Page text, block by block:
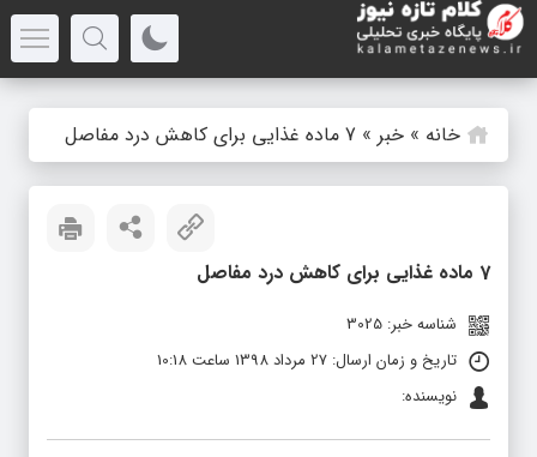
خانه » خبر » 7 ماده غذایی برای کاهش درد مفاصل
7 ماده غذایی برای کاهش درد مفاصل
شناسه خبر: 3025
تاریخ و زمان ارسال: 27 مرداد 1398 ساعت 10:18
نویسنده: